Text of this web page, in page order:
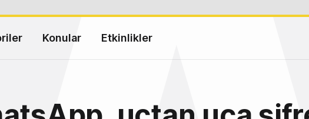
Konular Etkinlikler